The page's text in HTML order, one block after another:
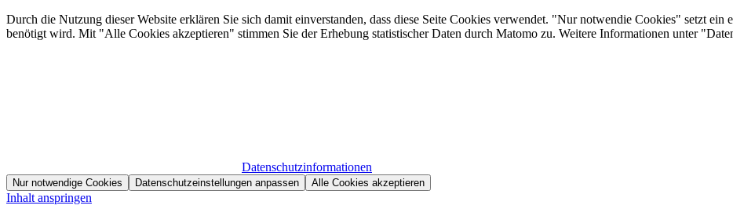
Durch die Nutzung dieser Website erklären Sie sich damit einverstanden, dass diese Seite Cookies verwendet. "Nur notwendie Cookies" setzt
benötigt wird. Mit "Alle Cookies akzeptieren" stimmen Sie der Erhebung statistischer Daten durch Matomo zu. Weitere Informationen unter
Datenschutzinformationen
Nur notwendige Cookies Datenschutzeinstellungen anpassen Alle Cookies akzeptieren
Inhalt anspringen